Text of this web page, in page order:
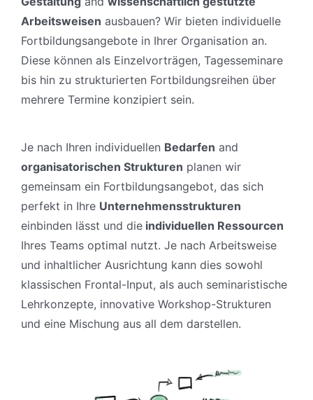
Arbeitsweisen ausbauen? Wir bieten individuelle
Fortbildungsangebote in Ihrer Organisation an.
Diese können als Einzelvorträgen, Tagesseminare
bis hin zu strukturierten Fortbildungsreihen über
mehrere Termine konzipiert sein.
Je nach Ihren individuellen Bedarfen and
organisatorischen Strukturen planen wir
gemeinsam ein Fortbildungsangebot, das sich
perfekt in Ihre Unternehmensstrukturen
einbinden lässt und dieindividuellen Ressourcen
Ihres Teams optimal nutzt. Je nach Arbeitsweise
und inhaltlicher Ausrichtung kann dies sowohl
klassischen Frontal-Input, als auch seminaristische
Lehrkonzepte, innovative Workshop-Strukturen
und eine Mischung aus all dem darstellen.